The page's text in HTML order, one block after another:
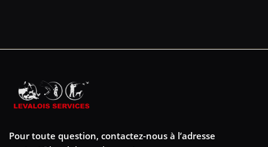
Pour toute question, contactez-nous à l’adresse